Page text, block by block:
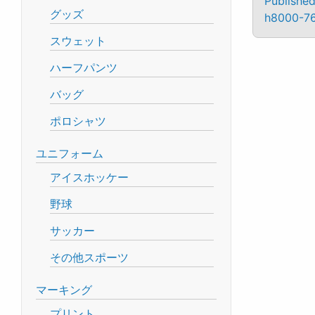
h8000-
グッズ
スウェット
ハーフパンツ
バッグ
ポロシャツ
ユニフォーム
アイスホッケー
野球
サッカー
その他スポーツ
マーキング